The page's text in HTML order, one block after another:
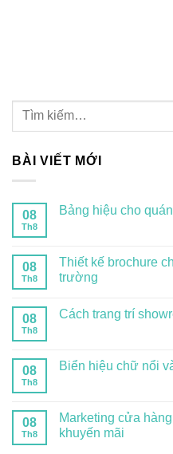
BÀI VIẾT MỚI
08
Th8
Bảng hiệu cho
08
Th8
Thiết kế brochure
trường
08
Th8
Cách trang trí
08
Th8
Biển hiệu chữ nổi
08
Th8
Marketing cửa
khuyến mãi